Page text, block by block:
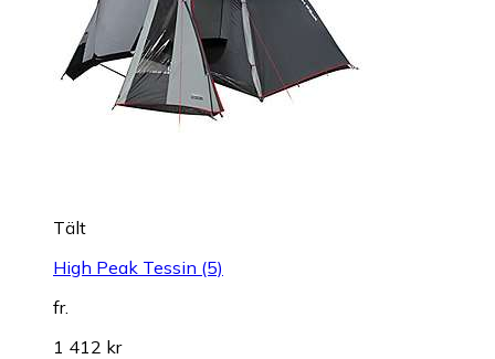
Tält
High Peak Tessin (5)
fr.
1 412 kr